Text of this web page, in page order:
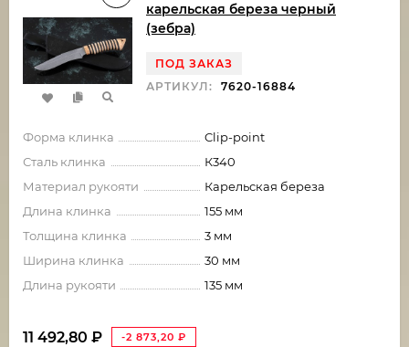
карельская береза черный
(зебра)
ПОД ЗАКАЗ
АРТИКУЛ:
7620-16884
Форма клинка
Clip-point
Сталь клинка
К340
Материал рукояти
Карельская береза
Длина клинка
155 мм
Толщина клинка
3 мм
Ширина клинка
30 мм
Длина рукояти
135 мм
11 492,80 ₽ -2 873,20 ₽